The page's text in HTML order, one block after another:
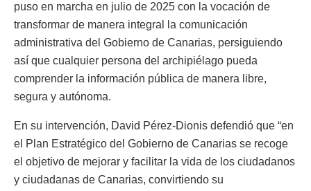
puso en marcha en julio de 2025 con la vocación de
transformar de manera integral la comunicación
administrativa del Gobierno de Canarias, persiguiendo
así que cualquier persona del archipiélago pueda
comprender la información pública de manera libre,
segura y autónoma.
En su intervención, David Pérez-Dionis defendió que “en
el Plan Estratégico del Gobierno de Canarias se recoge
el objetivo de mejorar y facilitar la vida de los ciudadanos
y ciudadanas de Canarias, convirtiendo su